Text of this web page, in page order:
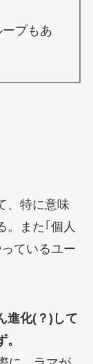
プもあ
、特に意味
。また｢個人
ているユー
進化(？)して